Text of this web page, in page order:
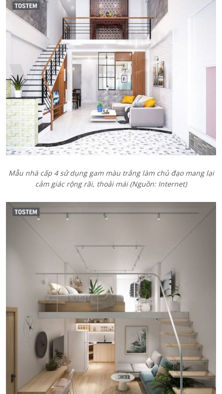
Mẫu nhà cấp 4 sử dụng gam màu trắng làm chủ đạo mang lại
cảm giác rộng rãi, thoải mái (Nguồn: Internet)